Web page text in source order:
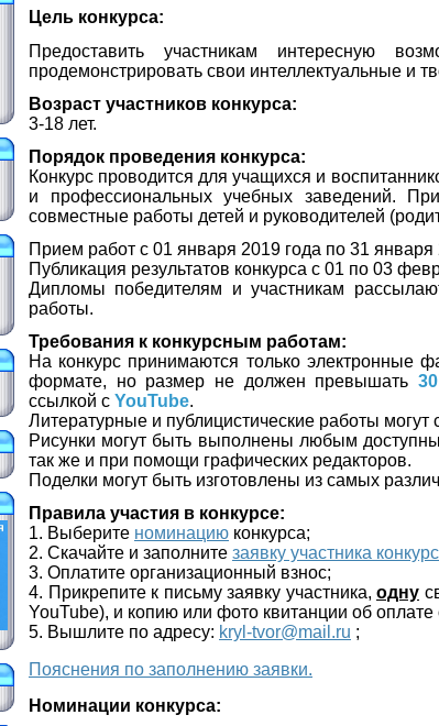
Цель конкурса:
Предоставить участникам интересную
продемонстрировать свои интеллектуальные и
Возраст участников конкурса:
3-18 лет.
Порядок проведения конкурса:
Конкурс проводится для учащихся и
и профессиональных учебных заведений.
совместные работы детей и руководителей
Прием работ с 01 января 2019 года по 31 января
Публикация результатов конкурса с 01 по 03
Дипломы победителям и участникам
работы.
Требования к конкурсным работам:
На конкурс принимаются только
формате, но размер не должен превышать
ссылкой с YouTube.
Литературные и публицистические работы
Рисунки могут быть выполнены любым
так же и при помощи графических редакторов.
Поделки могут быть изготовлены из самых
Правила участия в конкурсе:
1. Выберите номинацию конкурса;
2. Скачайте и заполните заявку участника
3. Оплатите организационный взнос;
4. Прикрепите к письму заявку участника, одну
YouTube), и копию или фото квитанции об оплате
5. Вышлите по адресу: kryl-tvor@mail.ru ;
Пояснения по заполнению заявки.
Номинации конкурса: